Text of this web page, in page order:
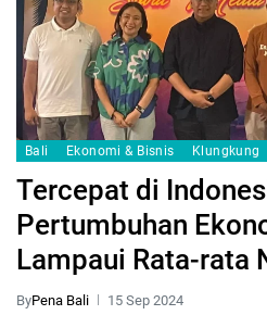
Bali Ekonomi & Bisnis Klungkung
Tercepat di
Pertumbuhan
Lampaui Rata-rata
ByPena Bali 15 Sep 2024